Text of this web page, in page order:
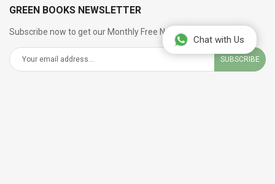
Chat with Us
GREEN BOOKS NEWSLETTER
Subscribe now to get our Monthly Free Newsletter
SUBSCRIBE